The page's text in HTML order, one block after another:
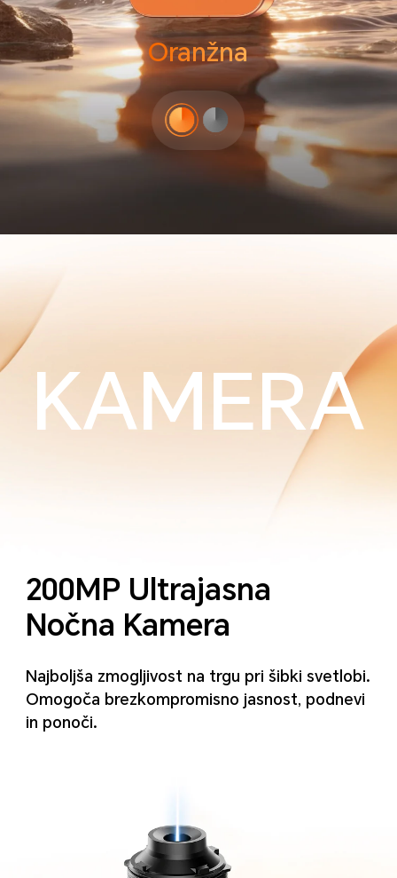
Oranžna
KAMERA
200MP Ultrajasna
Nočna Kamera
Najboljša zmogljivost na trgu pri šibki svetlobi.
Omogoča brezkompromisno jasnost, podnevi
in ponoči.